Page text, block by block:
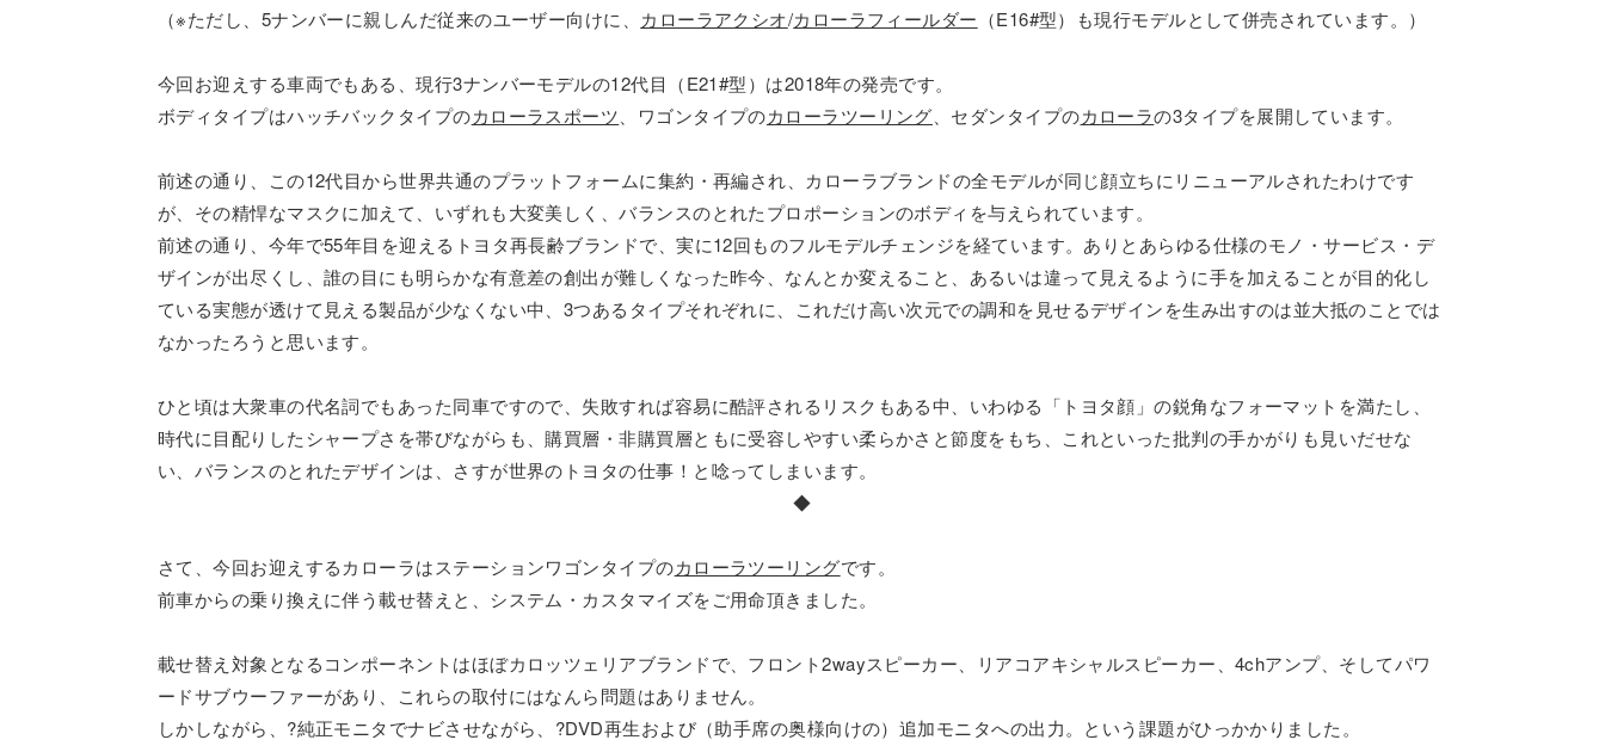
（※ただし、5ナンバーに親しんだ従来のユーザー向けに、 カローラアクシオ/カローラフィールダー （E16#型）も現行モデルとして併売されています。）
今回お迎えする車両でもある、現行3ナンバーモデルの12代目（E21#型）は2018年の発売です。
ボディタイプはハッチバックタイプのカローラスポーツ 、ワゴンタイプのカローラツーリング 、セダンタイプのカローラの3タイプを展開しています。
前述の通り、この12代目から世界共通のプラットフォームに集約・再編され、カローラブランドの全モデルが同じ顔立ちにリニューアルされたわけです
が、その精悍なマスクに加えて、いずれも大変美しく、バランスのとれたプロポーションのボディを与えられています。
前述の通り、今年で55年目を迎えるトヨタ再長齢ブランドで、実に12回ものフルモデルチェンジを経ています。ありとあらゆる仕様のモノ・サービス・デ
ザインが出尽くし、誰の目にも明らかな有意差の創出が難しくなった昨今、なんとか変えること、あるいは違って見えるように手を加えることが目的化し
ている実態が透けて見える製品が少なくない中、3つあるタイプそれぞれに、これだけ高い次元での調和を見せるデザインを生み出すのは並大抵のことでは
なかったろうと思います。
ひと頃は大衆車の代名詞でもあった同車ですので、失敗すれば容易に酷評されるリスクもある中、いわゆる「トヨタ顔」の鋭角なフォーマットを満たし、
時代に目配りしたシャープさを帯びながらも、購買層・非購買層ともに受容しやすい柔らかさと節度をもち、これといった批判の手かがりも見いだせな
い、バランスのとれたデザインは、さすが世界のトヨタの仕事！と唸ってしまいます。
◆
さて、今回お迎えするカローラはステーションワゴンタイプのカローラツーリングです。
前車からの乗り換えに伴う載せ替えと、システム・カスタマイズをご用命頂きました。
載せ替え対象となるコンポーネントはほぼカロッツェリアブランドで、フロント2wayスピーカー、リアコアキシャルスピーカー、4chアンプ、そしてパワ
ードサブウーファーがあり、これらの取付にはなんら問題はありません。
しかしながら、?純正モニタでナビさせながら、?DVD再生および（助手席の奥様向けの）追加モニタへの出力。という課題がひっかかりました。